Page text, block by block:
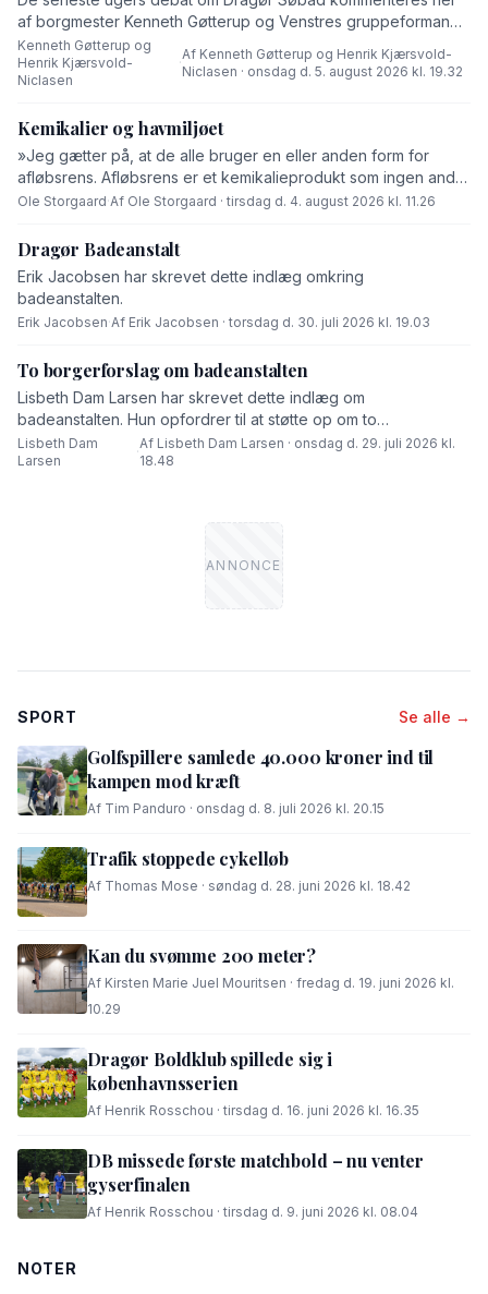
af borgmester Kenneth Gøtterup og Venstres gruppeformand
Henrik Kjærsvold-Niclasen.
Kenneth Gøtterup og
Henrik Kjærsvold-
Niclasen
·
Af Kenneth Gøtterup og Henrik Kjærsvold-
Niclasen · onsdag d. 5. august 2026 kl. 19.32
Kemikalier og havmiljøet
»Jeg gætter på, at de alle bruger en eller anden form for
afløbsrens. Afløbsrens er et kemikalieprodukt som ingen andre
end fabrikanten ved hvad består af,« skriver Ole Storgaard i
Ole Storgaard·Af Ole Storgaard · tirsdag d. 4. august 2026 kl. 11.26
Dragør Badeanstalt
Erik Jacobsen har skrevet dette indlæg omkring
badeanstalten.
Erik Jacobsen·Af Erik Jacobsen · torsdag d. 30. juli 2026 kl. 19.03
To borgerforslag om badeanstalten
Lisbeth Dam Larsen har skrevet dette indlæg om
badeanstalten. Hun opfordrer til at støtte op om to
borgerforslag.
Lisbeth Dam
Larsen
·
Af Lisbeth Dam Larsen · onsdag d. 29. juli 2026 kl.
18.48
SPORT Se alle →
Golfspillere samlede 40.000 kroner ind til
kampen mod kræft
Af Tim Panduro · onsdag d. 8. juli 2026 kl. 20.15
Trafik stoppede cykelløb
Af Thomas Mose · søndag d. 28. juni 2026 kl. 18.42
Kan du svømme 200 meter?
Af Kirsten Marie Juel Mouritsen · fredag d. 19. juni 2026 kl.
10.29
Dragør Boldklub spillede sig i
københavnsserien
Af Henrik Rosschou · tirsdag d. 16. juni 2026 kl. 16.35
DB missede første matchbold – nu venter
gyserfinalen
Af Henrik Rosschou · tirsdag d. 9. juni 2026 kl. 08.04
NOTER